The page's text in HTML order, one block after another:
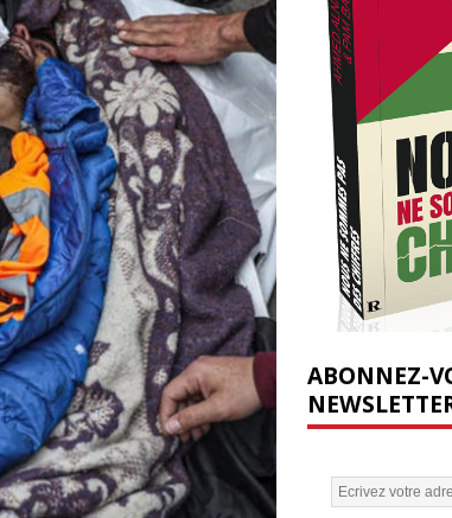
ABONNEZ-